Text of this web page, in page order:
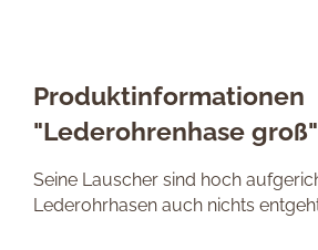
Produktinformationen
"Lederohrenhase groß"
Seine Lauscher sind hoch
Lederohrhasen auch nichts